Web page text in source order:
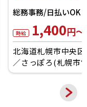
時給 1,700円～
北海道札幌市北区